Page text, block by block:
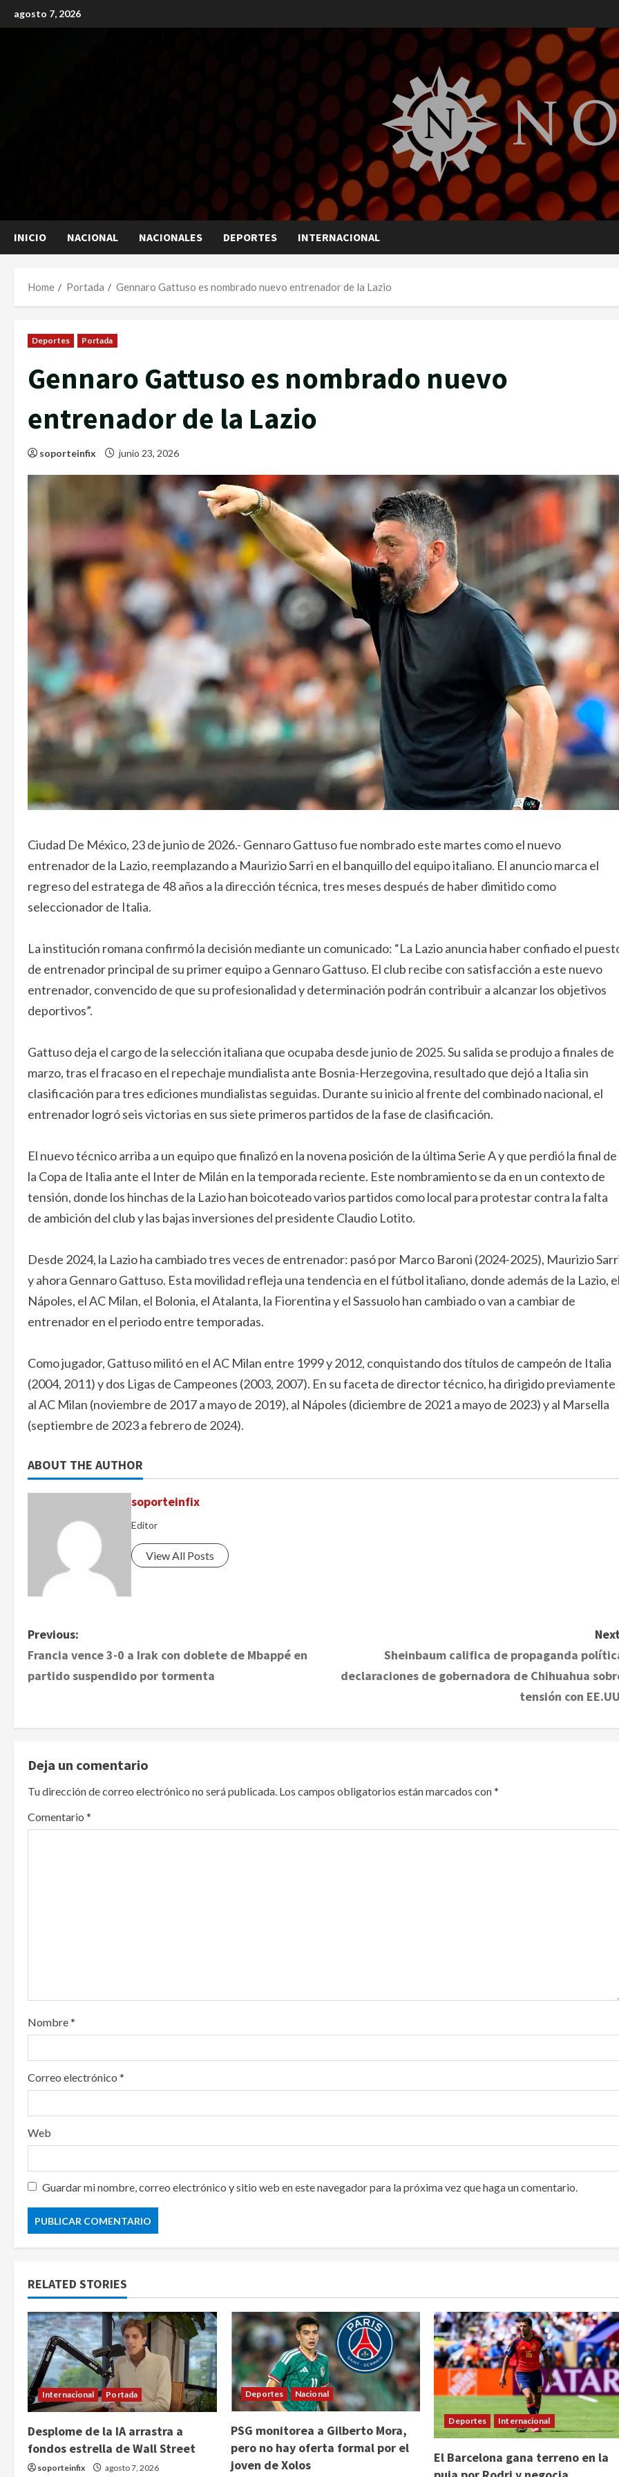
to
agosto 7, 2026
INICIO NACIONAL NACIONALES DEPORTES INTERNACIONAL
Home Portada Gennaro Gattuso es nombrado nuevo entrenador de la Lazio
Deportes Portada
Gennaro Gattuso es nombrado nuevo
entrenador de la Lazio
soporteinfix junio 23, 2026
Ciudad De México, 23 de junio de 2026.- Gennaro Gattuso fue nombrado este martes como el nuevo
entrenador de la Lazio, reemplazando a Maurizio Sarri en el banquillo del equipo italiano. El anuncio marca el
regreso del estratega de 48 años a la dirección técnica, tres meses después de haber dimitido como
seleccionador de Italia.
La institución romana confirmó la decisión mediante un comunicado: “La Lazio anuncia haber confiado el
de entrenador principal de su primer equipo a Gennaro Gattuso. El club recibe con satisfacción a este nuevo
entrenador, convencido de que su profesionalidad y determinación podrán contribuir a alcanzar los objetivos
deportivos”.
Gattuso deja el cargo de la selección italiana que ocupaba desde junio de 2025. Su salida se produjo a finales de
marzo, tras el fracaso en el repechaje mundialista ante Bosnia-Herzegovina, resultado que dejó a Italia sin
clasificación para tres ediciones mundialistas seguidas. Durante su inicio al frente del combinado nacional, el
entrenador logró seis victorias en sus siete primeros partidos de la fase de clasificación.
El nuevo técnico arriba a un equipo que finalizó en la novena posición de la última Serie A y que perdió la final de
la Copa de Italia ante el Inter de Milán en la temporada reciente. Este nombramiento se da en un contexto de
tensión, donde los hinchas de la Lazio han boicoteado varios partidos como local para protestar contra la falta
de ambición del club y las bajas inversiones del presidente Claudio Lotito.
Desde 2024, la Lazio ha cambiado tres veces de entrenador: pasó por Marco Baroni (2024-2025), Maurizio
y ahora Gennaro Gattuso. Esta movilidad refleja una tendencia en el fútbol italiano, donde además de la Lazio, el
Nápoles, el AC Milan, el Bolonia, el Atalanta, la Fiorentina y el Sassuolo han cambiado o van a cambiar de
entrenador en el periodo entre temporadas.
Como jugador, Gattuso militó en el AC Milan entre 1999 y 2012, conquistando dos títulos de campeón de Italia
(2004, 2011) y dos Ligas de Campeones (2003, 2007). En su faceta de director técnico, ha dirigido previamente
al AC Milan (noviembre de 2017 a mayo de 2019), al Nápoles (diciembre de 2021 a mayo de 2023) y al Marsella
(septiembre de 2023 a febrero de 2024).
ABOUT THE AUTHOR
soporteinfix
Editor
View All Posts
P
o
t
n
a
v
n
Previous:
Francia vence 3-0 a Irak con doblete de Mbappé en
partido suspendido por tormenta
Sheinbaum califica de propaganda
declaraciones de gobernadora de Chihuahua
tensión con
Deja un comentario
Tu dirección de correo electrónico no será publicada. Los campos obligatorios están marcados con*
Comentario *
Nombre*
Correo electrónico *
Web
Guardar mi nombre, correo electrónico y sitio web en este navegador para la próxima vez que haga un comentario.
RELATED STORIES
Internacional Portada
Desplome de la IA arrastra a
fondos estrella de Wall Street
soporteinfix agosto 7, 2026
Deportes Nacional
PSG monitorea a Gilberto Mora,
pero no hay oferta formal por el
joven de Xolos
Deportes Internacional
El Barcelona gana terreno en la